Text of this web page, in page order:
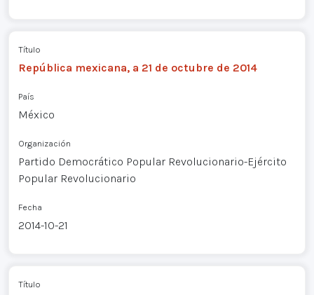
Título
República mexicana, a 21 de octubre de 2014
País
México
Organización
Partido Democrático Popular Revolucionario-Ejército
Popular Revolucionario
Fecha
2014-10-21
Título